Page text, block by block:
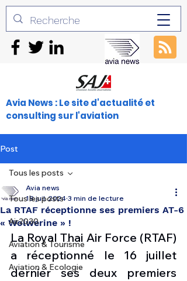
Avia News : Le site d'actualité et
consulting sur l'aviation
Post
Tous les posts
Air2030
Aviation & Tourisme
Aviation & Ecologie
Tous les posts
La RTAF réceptionne ses premiers AT-6
« Wolwerine » !
Avia news
18 juil. 2024 3 min de lecture
La Royal Thai Air Force (RTAF)
a réceptionné le 16 juillet
dernier ses deux premiers